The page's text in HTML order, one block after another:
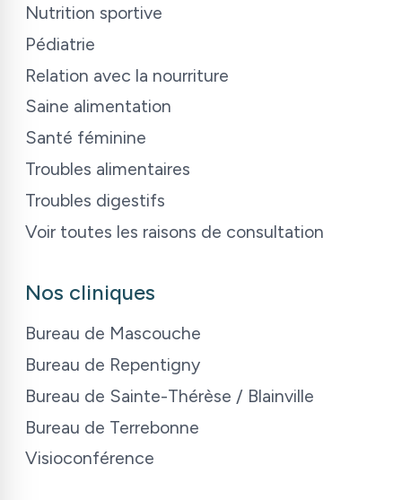
Nutrition sportive
Pédiatrie
Relation avec la nourriture
Saine alimentation
Santé féminine
Troubles alimentaires
Troubles digestifs
Voir toutes les raisons de consultation
Nos cliniques
Bureau de Mascouche
Bureau de Repentigny
Bureau de Sainte-Thérèse / Blainville
Bureau de Terrebonne
Visioconférence